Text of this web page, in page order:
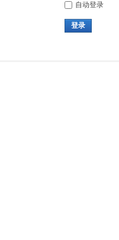
自动登录
登录